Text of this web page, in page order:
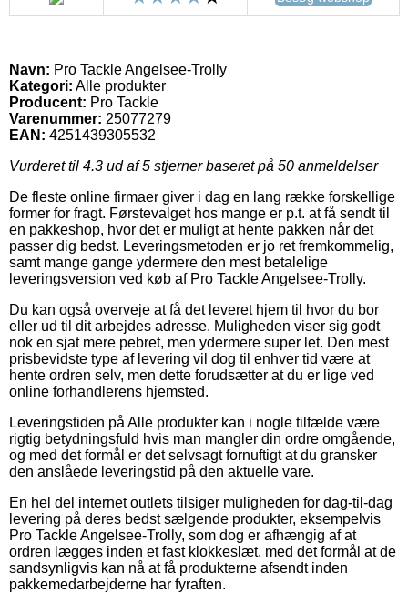
Navn: Pro Tackle Angelsee-Trolly
Kategori: Alle produkter
Producent: Pro Tackle
Varenummer: 25077279
EAN: 4251439305532
Vurderet til 4.3 ud af 5 stjerner baseret på 50 anmeldelser
De fleste online firmaer giver i dag en lang række forskellige
former for fragt. Førstevalget hos mange er p.t. at få sendt til
en pakkeshop, hvor det er muligt at hente pakken når det
passer dig bedst. Leveringsmetoden er jo ret fremkommelig,
samt mange gange ydermere den mest betalelige
leveringsversion ved køb af Pro Tackle Angelsee-Trolly.
Du kan også overveje at få det leveret hjem til hvor du bor
eller ud til dit arbejdes adresse. Muligheden viser sig godt
nok en sjat mere pebret, men ydermere super let. Den mest
prisbevidste type af levering vil dog til enhver tid være at
hente ordren selv, men dette forudsætter at du er lige ved
online forhandlerens hjemsted.
Leveringstiden på Alle produkter kan i nogle tilfælde være
rigtig betydningsfuld hvis man mangler din ordre omgående,
og med det formål er det selvsagt fornuftigt at du gransker
den anslåede leveringstid på den aktuelle vare.
En hel del internet outlets tilsiger muligheden for dag-til-dag
levering på deres bedst sælgende produkter, eksempelvis
Pro Tackle Angelsee-Trolly, som dog er afhængig af at
ordren lægges inden et fast klokkeslæt, med det formål at de
sandsynligvis kan nå at få produkterne afsendt inden
pakkemedarbejderne har fyraften.